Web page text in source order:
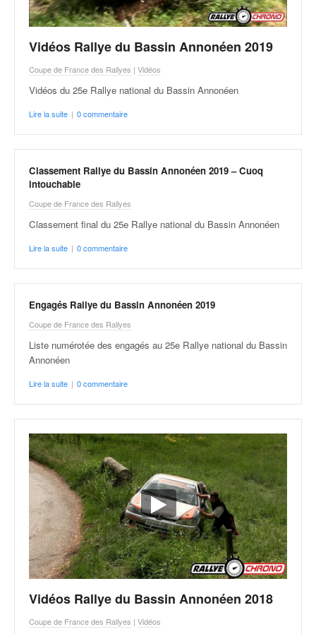
Vidéos Rallye du Bassin Annonéen 2019
Coupe de France des Rallyes | Vidéos
Vidéos du 25e Rallye national du Bassin Annonéen
Lire la suite | 0 commentaire
Classement Rallye du Bassin Annonéen 2019 – Cuoq
intouchable
Coupe de France des Rallyes
Classement final du 25e Rallye national du Bassin Annonéen
Lire la suite | 0 commentaire
Engagés Rallye du Bassin Annonéen 2019
Coupe de France des Rallyes
Liste numérotée des engagés au 25e Rallye national du Bassin
Annonéen
Lire la suite | 0 commentaire
Vidéos Rallye du Bassin Annonéen 2018
Coupe de France des Rallyes | Vidéos